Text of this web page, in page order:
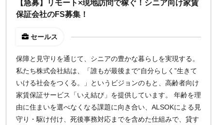
募集状況
時給
1,500円 以上
¥2,000 ¥3,000 ¥4,000 ¥5,000〜
【急募】リモート×現地訪問で稼ぐ！シニア向け家賃
保証会社のFS募集！
セールス
保障と見守りを通じて、シニアの豊かな暮らしを実現する。
私たち株式会社結は、「誰もが最後まで“自分らしく”生きて
いける社会をつくる。」というビジョンのもと、高齢者向け
家賃保証サービス「いえ結び」を提供しています。 年齢を理
由に住まいを選べなくなる課題に向き合い、ALSOKによる見
守り・駆け付け、死後事務対応までを含めた仕組みで、貸す